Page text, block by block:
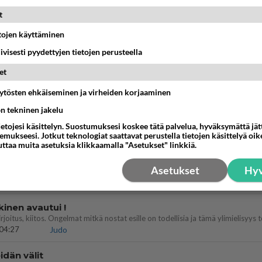
liian pitkä koulumatka
Lieksa
Aitolehden isäpuoli on tämä suosittu laulaja
ja kaivattuasi
Ikävä
kun on oikea aika. Sitä ei voi mikään eikä kukaan estää <3 <3
avautui !
Judo
välit
käyttäminen
pyydettyjen tietojen perusteella
ehkäiseminen ja virheiden korjaaminen
tekninen jakelu
käsittelyn. Suostumuksesi koskee tätä palvelua, hyväksymättä
Jotkut teknologiat saattavat perustella tietojen käsittelyä
muita asetuksia klikkaamalla "Asetukset" linkkiä.
Asetukset